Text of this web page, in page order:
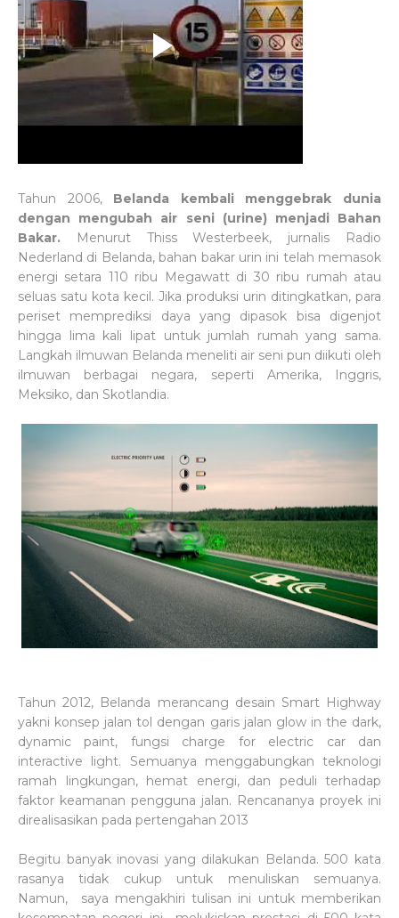
Tahun 2006, Belanda kembali menggebrak dunia
dengan mengubah air seni (urine) menjadi Bahan
Bakar. Menurut Thiss Westerbeek, jurnalis Radio
Nederland di Belanda, bahan bakar urin ini telah memasok
energi setara 110 ribu Megawatt di 30 ribu rumah atau
seluas satu kota kecil. Jika produksi urin ditingkatkan, para
periset memprediksi daya yang dipasok bisa digenjot
hingga lima kali lipat untuk jumlah rumah yang sama.
Langkah ilmuwan Belanda meneliti air seni pun diikuti oleh
ilmuwan berbagai negara, seperti Amerika, Inggris,
Meksiko, dan Skotlandia.
Tahun 2012, Belanda merancang desain Smart Highway
yakni konsep jalan tol dengan garis jalan glow in the dark,
dynamic paint, fungsi charge for electric car dan
interactive light. Semuanya menggabungkan teknologi
ramah lingkungan, hemat energi, dan peduli terhadap
faktor keamanan pengguna jalan. Rencananya proyek ini
direalisasikan pada pertengahan 2013
Begitu banyak inovasi yang dilakukan Belanda. 500 kata
rasanya tidak cukup untuk menuliskan semuanya.
Namun, saya mengakhiri tulisan ini untuk memberikan